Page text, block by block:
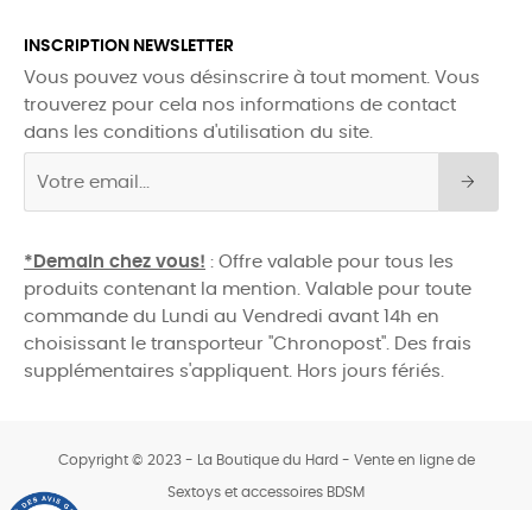
INSCRIPTION NEWSLETTER
Vous pouvez vous désinscrire à tout moment. Vous
trouverez pour cela nos informations de contact
dans les conditions d'utilisation du site.
*Demain chez vous! : Offre valable pour tous les
produits contenant la mention. Valable pour toute
commande du Lundi au Vendredi avant 14h en
choisissant le transporteur "Chronopost". Des frais
supplémentaires s'appliquent. Hors jours fériés.
Copyright © 2023 - La Boutique du Hard - Vente en ligne de
Sextoys et accessoires BDSM